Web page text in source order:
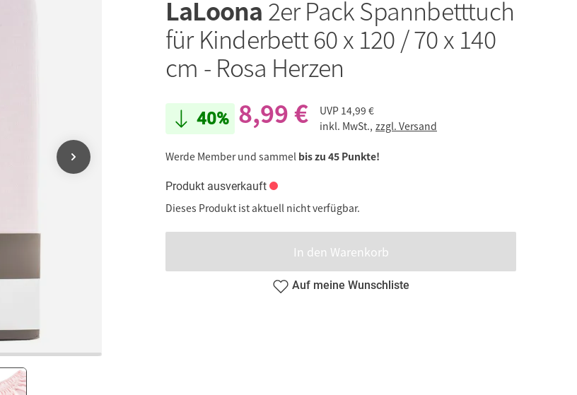
LaLoona 2er Pack Spannbetttuch
für Kinderbett 60 x 120 / 70 x 140
cm - Rosa Herzen
40% 8,99 € UVP 14,99 €
inkl. MwSt., zzgl. Versand
Werde Member und sammel bis zu 45 Punkte!
Produkt ausverkauft
Dieses Produkt ist aktuell nicht verfügbar.
In den Warenkorb
Auf meine Wunschliste